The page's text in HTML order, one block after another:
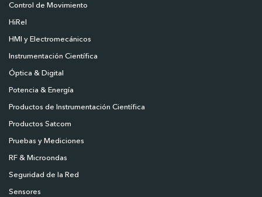
Control de Movimiento
HiRel
HMI y Electromecánicos
Instrumentación Científica
Óptica & Digital
Potencia & Energía
Productos de Instrumentación Científica
Productos Satcom
Pruebas y Mediciones
RF & Microondas
Seguridad de la Red
Sensores